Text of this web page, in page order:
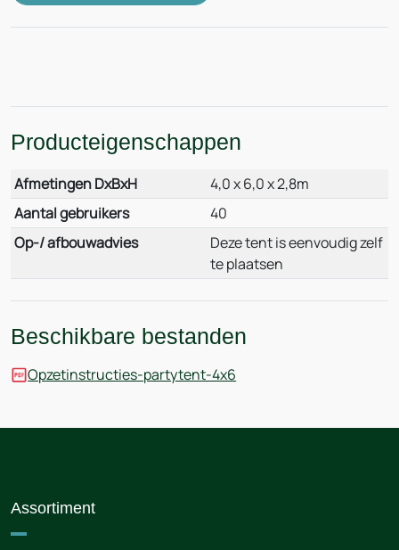
Producteigenschappen
Afmetingen DxBxH
4,0 x 6,0 x 2,8m
Aantal gebruikers
40
Op-/ afbouwadvies
Deze tent is eenvoudig zelf
te plaatsen
Beschikbare bestanden
Opzetinstructies-partytent-4x6
Assortiment